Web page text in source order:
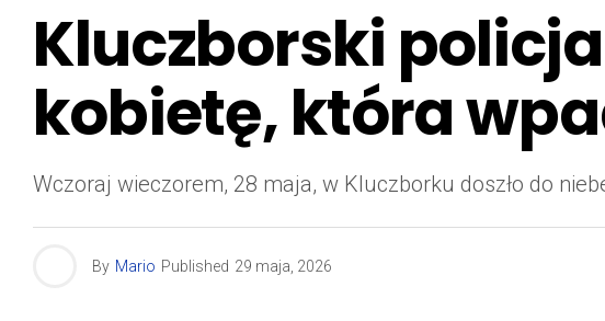
Kluczborski
kobietę, która
Wczoraj wieczorem, 28 maja, w Kluczborku doszło do
By Mario Published 29 maja, 2026